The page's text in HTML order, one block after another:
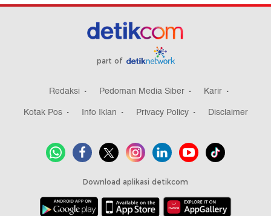
part of
Redaksi Pedoman Media Siber
Karir
Kotak Pos
Info Iklan Privacy Policy Disclaimer
Download aplikasi detikcom